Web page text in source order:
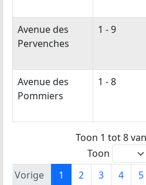
Avenue des
Pervenches
1 - 9
Avenue des
Pommiers
1 - 8
Toon 1 tot 8
Toon
Vorige
1 2 3 4 5